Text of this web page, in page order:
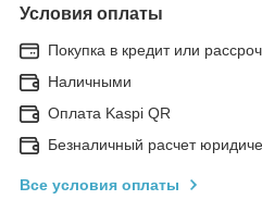
Условия оплаты
Покупка в кредит или
Наличными
Оплата Kaspi QR
Безналичный расчет
Все условия оплаты